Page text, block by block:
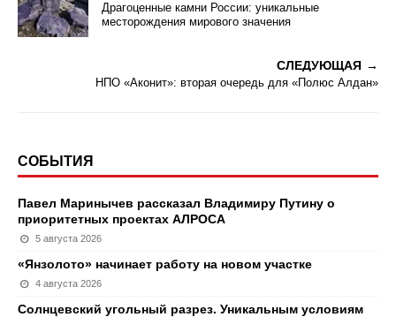
Драгоценные камни России: уникальные
месторождения мирового значения
СЛЕДУЮЩАЯ
НПО «Аконит»: вторая очередь для «Полюс Алдан»
СОБЫТИЯ
Павел Маринычев рассказал Владимиру Путину о
приоритетных проектах АЛРОСА
5 августа 2026
«Янзолото» начинает работу на новом участке
4 августа 2026
Солнцевский угольный разрез. Уникальным условиям